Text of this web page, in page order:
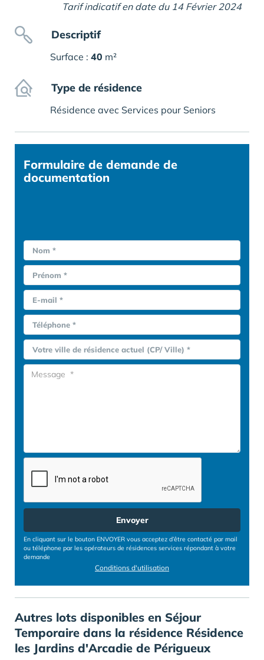
Tarif indicatif en date du 14 Février 2024
Descriptif
Surface : 40 m²
Type de résidence
Résidence avec Services pour Seniors
Formulaire de demande de
documentation
Nom *
Prénom *
E-mail *
Téléphone *
Votre ville de résidence actuel (CP/ Ville) *
Envoyer
En cliquant sur le bouton ENVOYER vous acceptez d’être contacté par mail
ou téléphone par les opérateurs de résidences services répondant à votre
demande
Conditions d'utilisation
Autres lots disponibles en Séjour
Temporaire dans la résidence Résidence
les Jardins d'Arcadie de Périgueux